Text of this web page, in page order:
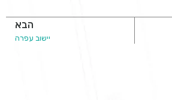
הבא
יישוב עפרה